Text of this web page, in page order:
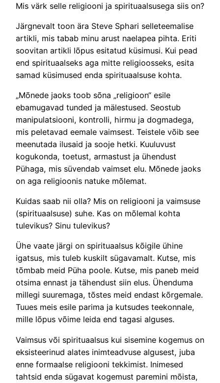
Mis värk selle religiooni ja spirituaalsusega siis on?
Järgnevalt toon ära Steve Sphari selleteemalise
artikli, mis tabab minu arust naelapea pihta. Eriti
soovitan artikli lõpus esitatud küsimusi. Kui pead
end spirituaalseks aga mitte religioosseks, esita
samad küsimused enda spirituaalsuse kohta.
„Mõnede jaoks toob sõna „religioon“ esile
ebamugavad tunded ja mälestused. Seostub
manipulatsiooni, kontrolli, hirmu ja dogmadega,
mis peletavad eemale vaimsest. Teistele võib see
meenutada ilusaid ja sooje hetki. Kuuluvust
kogukonda, toetust, armastust ja ühendust
Pühaga, mis süvendab vaimset elu. Mõnede jaoks
on aga religioonis natuke mõlemat.
Kuidas saab nii olla? Mis on religiooni ja vaimsuse
(spirituaalsuse) suhe. Kas on mõlemal kohta
tulevikus? Sinu tulevikus?
Ühe vaate järgi on spirituaalsus kõigile ühine
igatsus, mis tuleb kuskilt sügavamalt. Kutse, mis
tõmbab meid Püha poole. Kutse, mis paneb meid
otsima ennast ja tähendust siin elus. Ühenduma
millegi suuremaga, tõstes meid endast kõrgemale.
Tuues meis esile parima ja kutsudes teekonnale,
mille lõpus võime leida end tagasi alguses.
Vaimsus või spirituaalsus kui sisemine kogemus on
eksisteerinud alates inimteadvuse algusest, juba
enne formaalse religiooni tekkimist. Inimesed
tahtsid enda sügavat kogemust paremini mõista,